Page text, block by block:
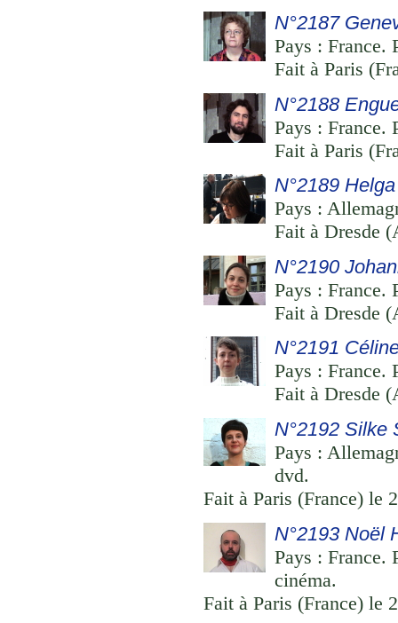
N°2187
Pays : France.
Fait à Paris
N°2188
Pays : France.
Fait à Paris
N°2189
Pays :
Fait à Dresde
N°2190
Pays : France.
Fait à Dresde
N°2191
Pays : France.
Fait à Dresde
N°2192 Silke
Pays :
dvd.
Fait à Paris (France) le
N°2193 Noël
Pays : France.
cinéma.
Fait à Paris (France) le